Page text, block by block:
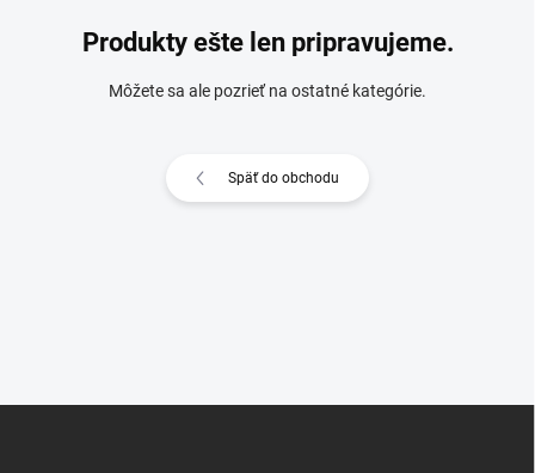
Produkty ešte len pripravujeme.
Môžete sa ale pozrieť na ostatné kategórie.
Späť do obchodu